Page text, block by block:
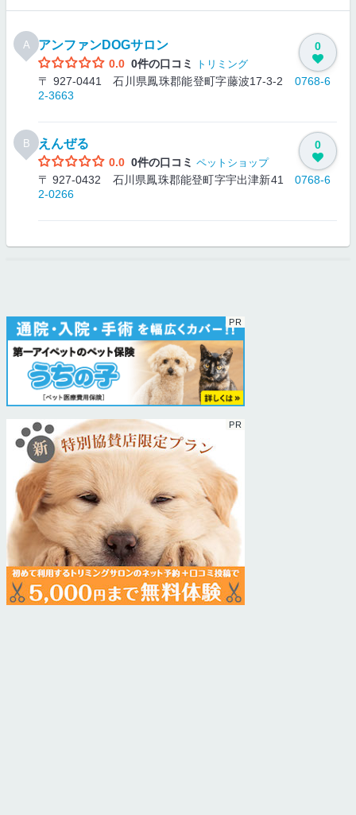
A アンファンDOGサロン
0.0 0件の口コミ トリミング
〒 927-0441 石川県鳳珠郡能登町字藤波17-3-2 0768-6
2-3663
0
B えんぜる
0.0 0件の口コミ ペットショップ
〒 927-0432 石川県鳳珠郡能登町字宇出津新41 0768-6
2-0266
0